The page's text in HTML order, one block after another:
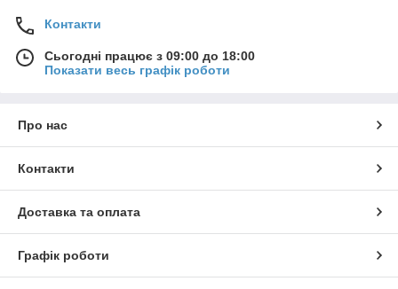
Контакти
Сьогодні працює з 09:00 до 18:00
Показати весь графік роботи
Про нас
Контакти
Доставка та оплата
Графік роботи